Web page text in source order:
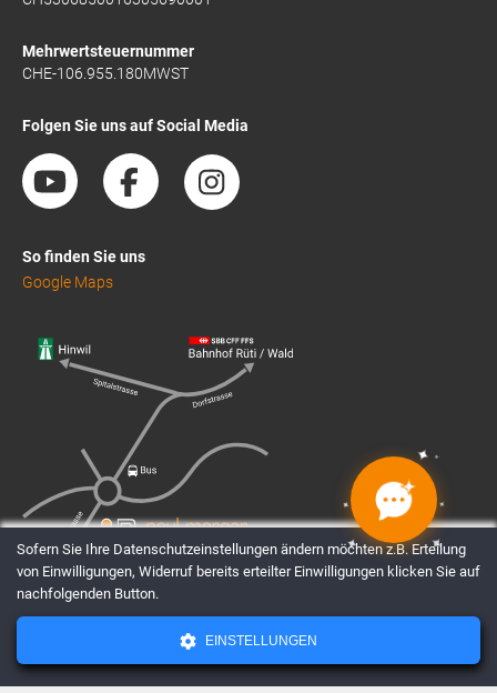
Mehrwertsteuernummer
CHE-106.955.180MWST
Folgen Sie uns auf Social Media
So finden Sie uns
Google Maps
AGBsDatenschutzImpressum
✦
✦
✦
✦
✦
✦
Sofern Sie Ihre Datenschutzeinstellungen ändern möchten z.B. Erteilung
von Einwilligungen, Widerruf bereits erteilter Einwilligungen klicken Sie auf
nachfolgenden Button.
EINSTELLUNGEN